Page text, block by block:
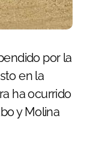
por la
en la
ha ocurrido
y Molina